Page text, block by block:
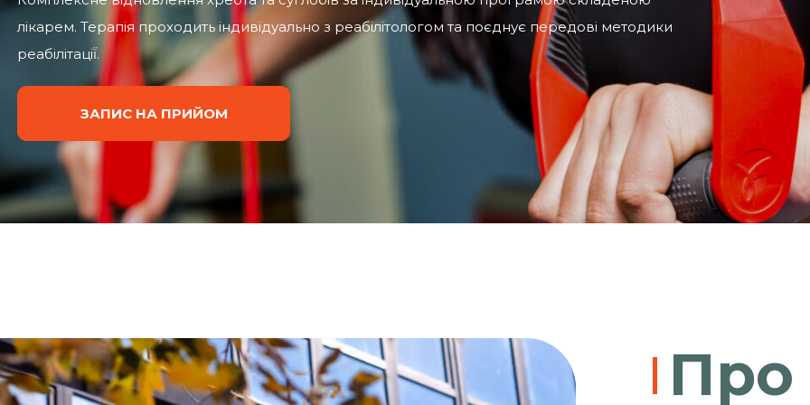
лікарем. Терапія проходить індивідуально з реабілітологом та поєднує передові методики
реабілітації̈.
ЗАПИС НА ПРИЙОМ
Про